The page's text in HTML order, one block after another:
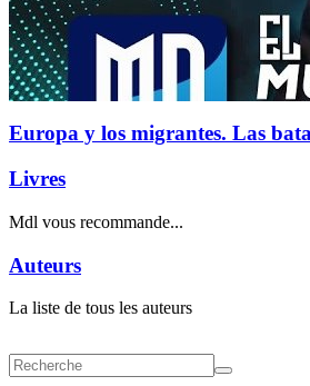
Europa y los migrantes. Las
Livres
Mdl vous recommande...
Auteurs
La liste de tous les auteurs